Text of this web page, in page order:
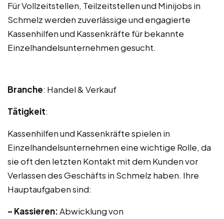
Für Vollzeitstellen, Teilzeitstellen und Minijobs in
Schmelz werden zuverlässige und engagierte
Kassenhilfen und Kassenkräfte für bekannte
Einzelhandelsunternehmen gesucht.
Branche: Handel & Verkauf
Tätigkeit:
Kassenhilfen und Kassenkräfte spielen in
Einzelhandelsunternehmen eine wichtige Rolle, da
sie oft den letzten Kontakt mit dem Kunden vor
Verlassen des Geschäfts in Schmelz haben. Ihre
Hauptaufgaben sind:
– Kassieren:Abwicklung von